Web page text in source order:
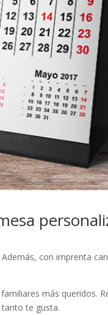
con imprenta
más queridos.
te gusta.